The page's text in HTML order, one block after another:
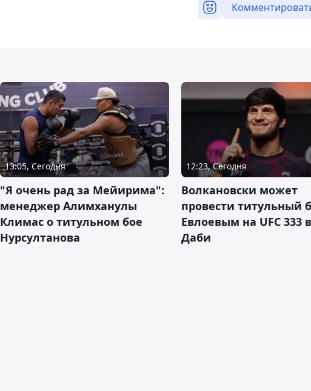
13:05, Сегодня
"Я очень рад за Мейирима":
менеджер Алимханулы
Климас о титульном бое
Нурсултанова
12:23, Сегодня
Волкановски может
провести титульный
Евлоевым на UFC 333
Даби